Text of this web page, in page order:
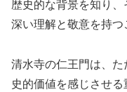
歴史的な背景を知り
深い理解と敬意を持つ
清水寺の仁王門は、
史的価値を感じさせる